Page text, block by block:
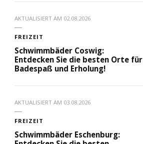
AKTUALISIERT AM 02.08.2026
FREIZEIT
Schwimmbäder Coswig:
Entdecken Sie die besten Orte für
Badespaß und Erholung!
AKTUALISIERT AM 03.08.2026
FREIZEIT
Schwimmbäder Eschenburg: